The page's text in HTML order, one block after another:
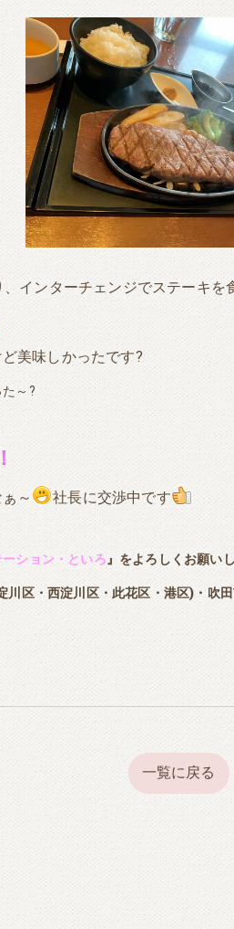
インターチェンジでステーキを
美味しかったです?
～?
～ 社長に交渉中です
ション・といろ 』をよろしくお願いし
川区・西淀川区・此花区・港区)・吹
一覧に戻る